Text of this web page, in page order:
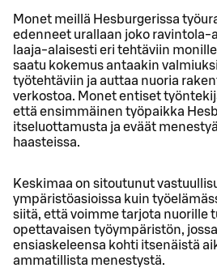
Monet meillä Hesburgerissa
edenneet urallaan joko ravintola-
laaja-alaisesti eri tehtäviin
saatu kokemus antaakin
työtehtäviin ja auttaa nuoria
verkostoa. Monet entiset
että ensimmäinen työpaikka
itseluottamusta ja eväät
haasteissa.
Keskimaa on sitoutunut
ympäristöasioissa kuin
siitä, että voimme tarjota nuorille
opettavaisen työympäristön,
ensiaskeleensa kohti itsenäistä
ammatillista menestystä.